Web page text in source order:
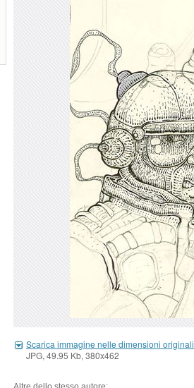
Scarica immagine nelle dimensioni originali
JPG, 49.95 Kb, 380x462